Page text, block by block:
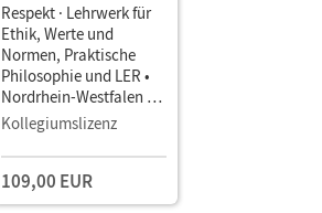
Respekt · Lehrwerk für
Ethik, Werte und
Normen, Praktische
Philosophie und LER •
Nordrhein-Westfalen -
Ausgabe ab 2025 · Band
2 • Unterrichtsmanager
E-Book mit
Lehrkräftematerialien
und Planungstools
Kollegiumslizenz
109,00 EUR